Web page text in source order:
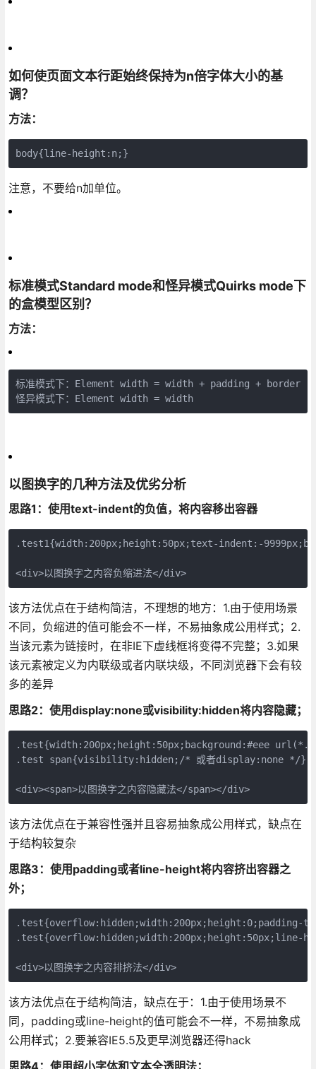
如何使页面文本行距始终保持为n倍字体大小的基
调？
方法：
body{line-height:n;}
注意，不要给n加单位。
标准模式Standard mode和怪异模式Quirks mode下
的盒模型区别？
方法：
标准模式下：Element width = width + padding + border
怪异模式下：Element width = width
以图换字的几种方法及优劣分析
思路1：使用text-indent的负值，将内容移出容器
.test1{width:200px;height:50px;text-indent:-
<div>以图换字之内容负缩进法</div>
该方法优点在于结构简洁，不理想的地方：1.由于使用场景
不同，负缩进的值可能会不一样，不易抽象成公用样式；2.
当该元素为链接时，在非IE下虚线框将变得不完整；3.如果
该元素被定义为内联级或者内联块级，不同浏览器下会有较
多的差异
思路2：使用display:none或visibility:hidden将内容隐藏；
.test{width:200px;height:50px;background:#eee
.test span{visibility:hidden;/* 或者display:none */}
<div><span>以图换字之内容隐藏法</span></div>
该方法优点在于兼容性强并且容易抽象成公用样式，缺点在
于结构较复杂
思路3：使用padding或者line-height将内容挤出容器之
外；
.test{overflow:hidden;width:200px;height:0;padding-
.test{overflow:hidden;width:200px;height:50px;line-
<div>以图换字之内容排挤法</div>
该方法优点在于结构简洁，缺点在于：1.由于使用场景不
同，padding或line-height的值可能会不一样，不易抽象成
公用样式；2.要兼容IE5.5及更早浏览器还得hack
思路4：使用超小字体和文本全透明法；